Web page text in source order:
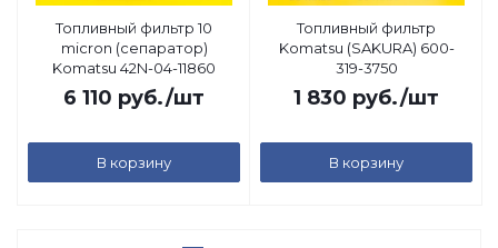
Топливный фильтр 10
micron (сепаратор)
Komatsu 42N-04-11860
6 110 руб./шт
В корзину
Топливный фильтр
Komatsu (SAKURA) 600-
319-3750
1 830 руб./шт
В корзину